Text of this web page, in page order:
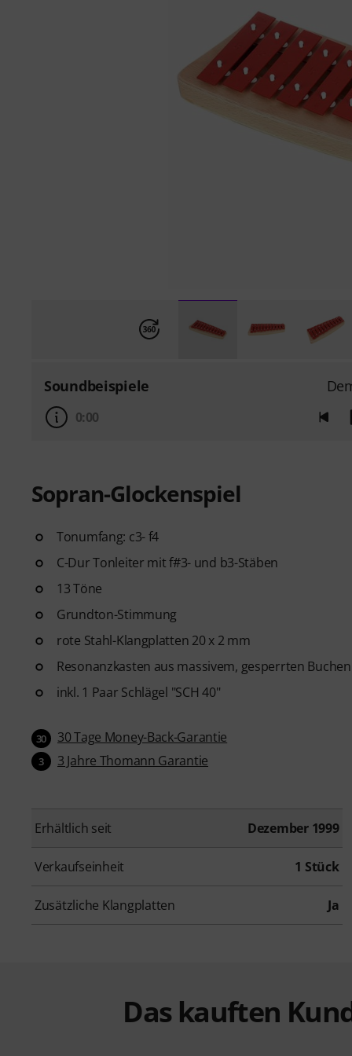
Soundbeispiele
0:00
Sopran-Glockenspiel
Tonumfang: c3- f4
C-Dur Tonleiter mit f#3- und b3-Stäben
13 Töne
Grundton-Stimmung
rote Stahl-Klangplatten 20 x 2 mm
Resonanzkasten aus massivem, gesperrten
inkl. 1 Paar Schlägel "SCH 40"
30 30 Tage Money-Back-Garantie
3 3 Jahre Thomann Garantie
Erhältlich seit Dezember 1999
Verkaufseinheit 1 Stück
Zusätzliche Klangplatten Ja
Das kauften